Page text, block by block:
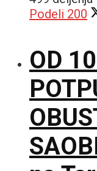
Podeli 200
OD